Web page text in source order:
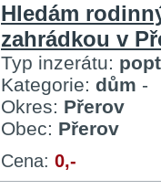
Hledám
zahrádkou v
Typ inzerátu:
Kategorie: dům -
Okres: Přerov
Obec: Přerov
Cena: 0,-